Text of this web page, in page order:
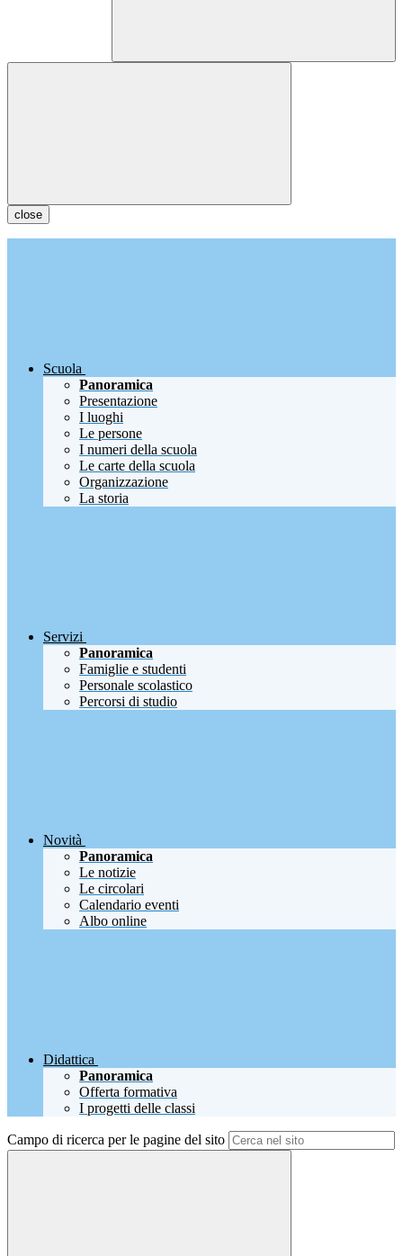
close
Scuola
Panoramica
Presentazione
I luoghi
Le persone
I numeri della scuola
Le carte della scuola
Organizzazione
La storia
Servizi
Panoramica
Famiglie e studenti
Personale scolastico
Percorsi di studio
Novità
Panoramica
Le notizie
Le circolari
Calendario eventi
Albo online
Didattica
Panoramica
Offerta formativa
I progetti delle classi
Campo di ricerca per le pagine del sito